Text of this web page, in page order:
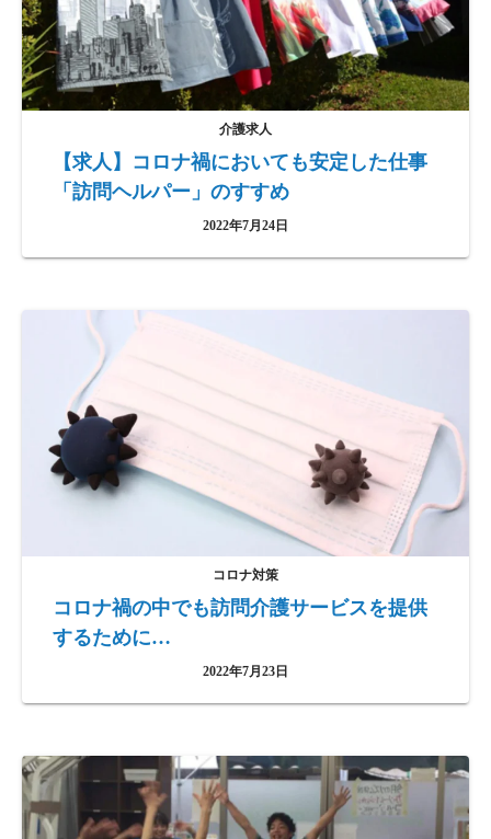
介護求人
【求人】コロナ禍においても安定した仕事
「訪問ヘルパー」のすすめ
2022年7月24日
コロナ対策
コロナ禍の中でも訪問介護サービスを提供
するために…
2022年7月23日